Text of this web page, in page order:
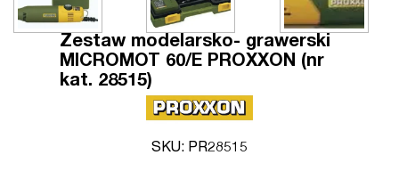
Zestaw modelarsko- grawerski
MICROMOT 60/E PROXXON (nr
kat. 28515)
SKU: PR28515